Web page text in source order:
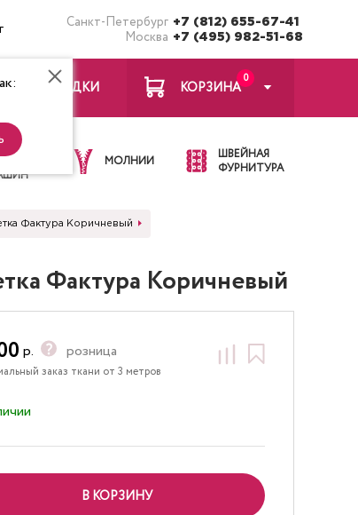
Санкт-Петербург +7 (812) 655-67-41
Москва +7 (495) 982-51-68
ЗАКЛАДКИ
0
КОРЗИНА
ДЛЯ
МОЛНИИ
ШВЕЙНАЯ
ФУРНИТУРА
Фактура Коричневый
Фактура Коричневый
р. розница
заказ ткани от 3 метров
В КОРЗИНУ